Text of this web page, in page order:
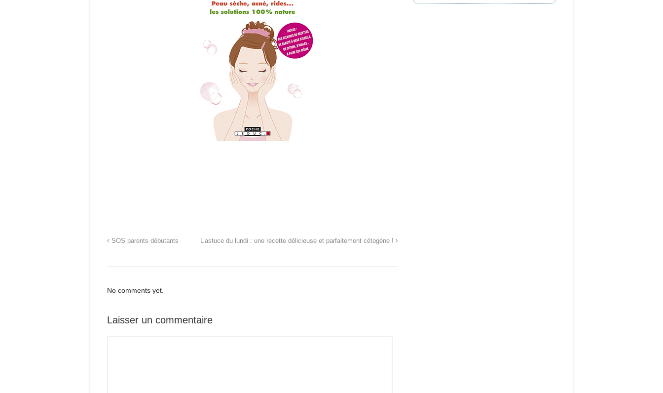
SOS parents débutants L’astuce du lundi : une recette délicieuse et parfaitement cétogène !
No comments yet.
Laisser un commentaire